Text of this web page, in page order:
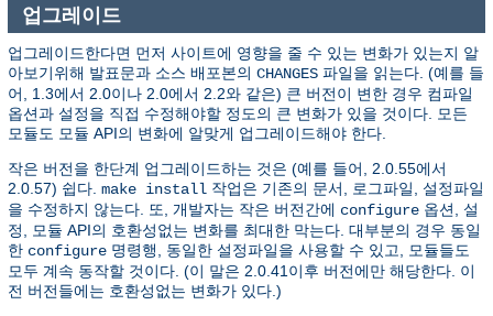
업그레이드
업그레이드한다면 먼저 사이트에 영향을 줄 수 있는 변화가 있는지 알
아보기위해 발표문과 소스 배포본의 CHANGES 파일을 읽는다. (예를 들
어, 1.3에서 2.0이나 2.0에서 2.2와 같은) 큰 버전이 변한 경우 컴파일
옵션과 설정을 직접 수정해야할 정도의 큰 변화가 있을 것이다. 모든
모듈도 모듈 API의 변화에 알맞게 업그레이드해야 한다.
작은 버전을 한단계 업그레이드하는 것은 (예를 들어, 2.0.55에서
2.0.57) 쉽다. make install 작업은 기존의 문서, 로그파일, 설정파일
을 수정하지 않는다. 또, 개발자는 작은 버전간에 configure 옵션, 설
정, 모듈 API의 호환성없는 변화를 최대한 막는다. 대부분의 경우 동일
한 configure 명령행, 동일한 설정파일을 사용할 수 있고, 모듈들도
모두 계속 동작할 것이다. (이 말은 2.0.41이후 버전에만 해당한다. 이
전 버전들에는 호환성없는 변화가 있다.)